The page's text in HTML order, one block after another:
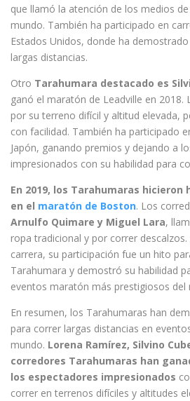
que llamó la atención de los medios
mundo. También ha participado en
Estados Unidos, donde ha
largas distancias.
Otro Tarahumara destacado es
ganó el maratón de Leadville en 2018.
por su terreno difícil y altitud elevada,
con facilidad. También ha participado
Japón, ganando premios y dejando a
impresionados con su habilidad para
En 2019, los Tarahumaras
en el maratón de Boston. Los
Arnulfo Quimare y Miguel Lara,
ropa tradicional y por correr
carrera, su participación fue un hito
Tarahumara y demostró su habilidad
eventos maratón más prestigiosos del
En resumen, los Tarahumaras han
para correr largas distancias en
mundo. Lorena Ramírez, Silvino
corredores Tarahumaras han
los espectadores impresionados
correr en terrenos difíciles y altitudes